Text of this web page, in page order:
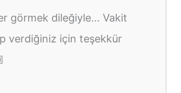
görmek dileğiyle... Vakit
verdiğiniz için teşekkür